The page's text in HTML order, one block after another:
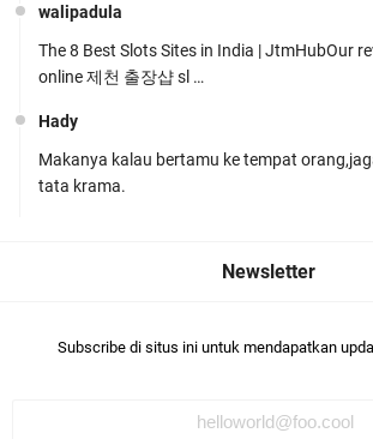
Polres Lombok Timur Raih Predikat
Polres Lotim Gelar Apel
walipadula
The 8 Best Slots Sites in India | JtmHubOur
online 제천 출장샵 sl …
Hady
Makanya kalau bertamu ke tempat
tata krama.
Subscribe di situs ini untuk mendapatkan